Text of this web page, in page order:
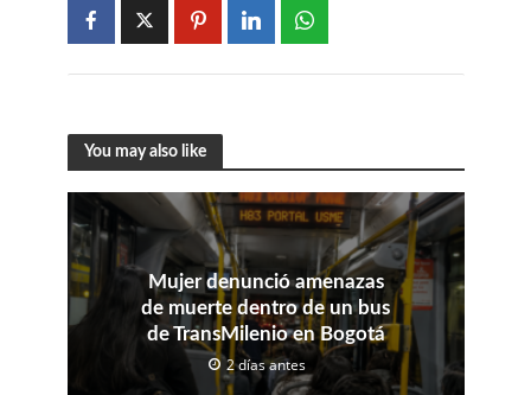
You may also like
Mujer denunció amenazas
de muerte dentro de un bus
de TransMilenio en Bogotá
2 días antes